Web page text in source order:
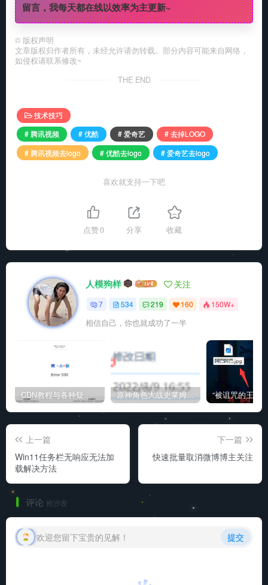
留言，我每天都在线以效率为主更新~
© 版权声明
文章版权归作者所有，未经允许请勿转载。部分内容可能来自网络，
如侵权请联系修改~
THE END
技术技巧
# 腾讯视频
# 优酷 # 爱奇艺
# 去掉LOGO
# 腾讯视频去logo
# 优酷去logo # 爱奇艺去logo
喜欢就支持一下吧
点赞0 分享 收藏
人模狗样 关注
7 534 219 160 150W+
相信自己，你也就成功了一半
CDN教程与各种疑难杂症解决方法 原神角色大战史莱姆与丘丘人高质量视频
上一篇
Win11任务栏无响应无法加
载解决方法
下一篇
快速批量取消微博博主关注
评论 抢沙发
欢迎您留下宝贵的见解！ 提交